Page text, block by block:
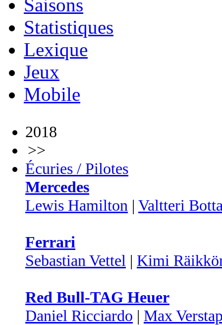
Saisons
Statistiques
Lexique
Jeux
Mobile
2018
>>
Écuries / Pilotes
Mercedes
Lewis Hamilton | Valtteri
Ferrari
Sebastian Vettel | Kimi
Red Bull-TAG Heuer
Daniel Ricciardo | Max